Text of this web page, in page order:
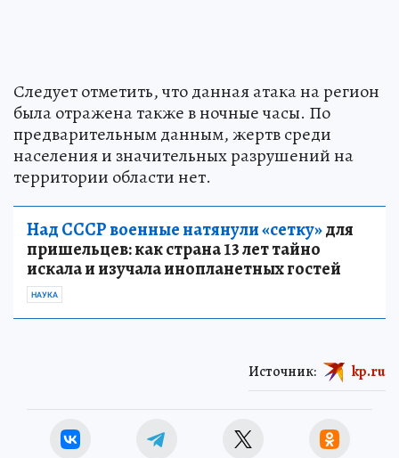
Следует отметить, что данная атака на регион
была отражена также в ночные часы. По
предварительным данным, жертв среди
населения и значительных разрушений на
территории области нет.
Над СССР военные натянули «сетку»для
пришельцев: как страна 13 лет тайно
искала и изучала инопланетных гостей
НАУКА
Источник: kp.ru